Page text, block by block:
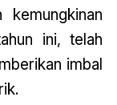
ini, telah
imbal